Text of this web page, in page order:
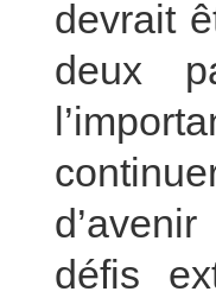
devrait
deux
défis